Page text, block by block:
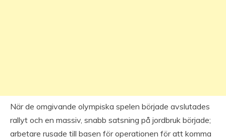
När de omgivande olympiska spelen började avslutades
rallyt och en massiv, snabb satsning på jordbruk började;
arbetare rusade till basen för operationen för att komma